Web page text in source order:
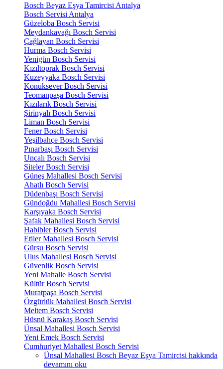
Bosch Beyaz Eşya Tamircisi Antalya
Bosch Servisi Antalya
Güzeloba Bosch Servisi
Meydankavağı Bosch Servisi
Çağlayan Bosch Servisi
Hurma Bosch Servisi
Yenigün Bosch Servisi
Kızıltoprak Bosch Servisi
Kuzeyyaka Bosch Servisi
Konuksever Bosch Servisi
Teomanpaşa Bosch Servisi
Kızılarık Bosch Servisi
Şirinyalı Bosch Servisi
Liman Bosch Servisi
Fener Bosch Servisi
Yeşilbahçe Bosch Servisi
Pınarbaşı Bosch Servisi
Uncalı Bosch Servisi
Siteler Bosch Servisi
Güneş Mahallesi Bosch Servisi
Ahatlı Bosch Servisi
Düdenbaşı Bosch Servisi
Gündoğdu Mahallesi Bosch Servisi
Karşıyaka Bosch Servisi
Şafak Mahallesi Bosch Servisi
Habibler Bosch Servisi
Etiler Mahallesi Bosch Servisi
Gürsu Bosch Servisi
Ulus Mahallesi Bosch Servisi
Güvenlik Bosch Servisi
Yeni Mahalle Bosch Servisi
Kültür Bosch Servisi
Muratpaşa Bosch Servisi
Özgürlük Mahallesi Bosch Servisi
Meltem Bosch Servisi
Hüsnü Karakaş Bosch Servisi
Ünsal Mahallesi Bosch Servisi
Yeni Emek Bosch Servisi
Cumhuriyet Mahallesi Bosch Servisi
Ünsal Mahallesi Bosch Beyaz Eşya Tamircisi hakkında
devamını oku